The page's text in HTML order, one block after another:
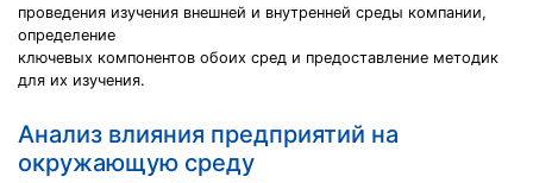
проведения изучения внешней и внутренней среды компании,
определение
ключевых компонентов обоих сред и предоставление методик
для их изучения.
Анализ влияния предприятий на
окружающую среду